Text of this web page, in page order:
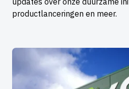
productlanceringen en meer.